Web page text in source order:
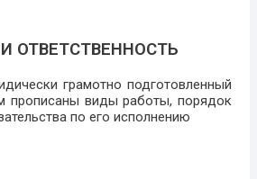
ОТВЕТСТВЕННОСТЬ
грамотно подготовленный
прописаны виды работы, порядок
по его исполнению